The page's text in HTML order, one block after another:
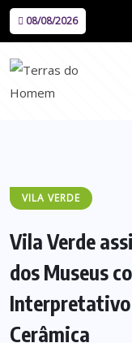
08/08/2026
VILA VERDE
Vila Verde
dos Museus
Cerâmica